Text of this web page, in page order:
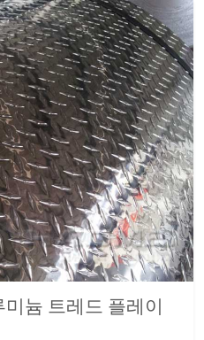
늄 트레드 플레이